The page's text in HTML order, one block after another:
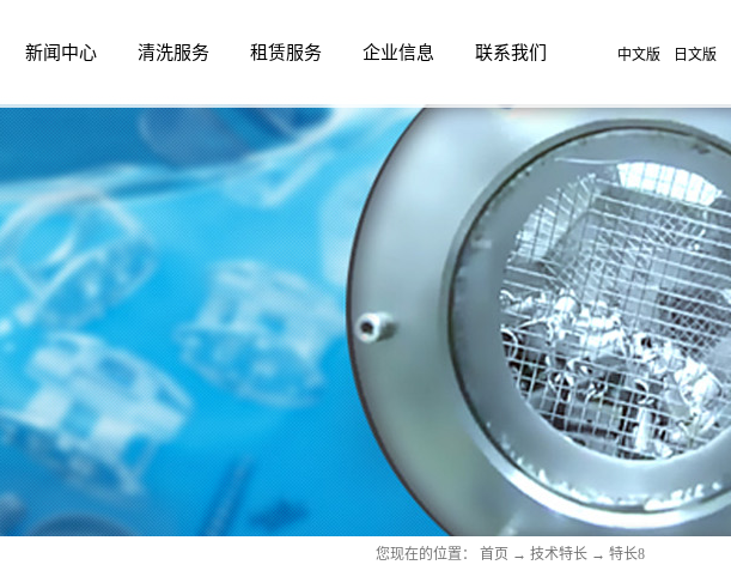
中文版 日文版
新闻中心 清洗服务 租赁服务 企业信息 联系我们
您现在的位置： 首页 → 技术特长 → 特长8